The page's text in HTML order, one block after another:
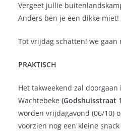
Vergeet jullie
Anders ben je een dikke miet!
Tot vrijdag schatten! we gaan
PRAKTISCH
Het takweekend zal doorgaan
Wachtebeke (Godshuisstraat
worden vrijdagavond (06/10)
voorzien nog een kleine